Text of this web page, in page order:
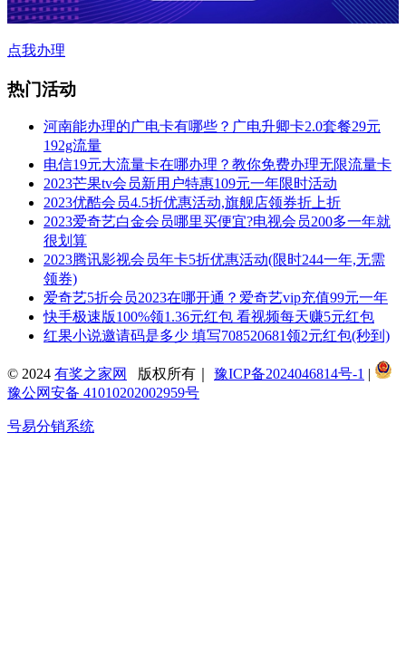
点我办理
热门活动
河南能办理的广电卡有哪些？广电升卿卡2.0套餐29元
192g流量
电信19元大流量卡在哪办理？教你免费办理无限流量卡
2023芒果tv会员新用户特惠109元一年限时活动
2023优酷会员4.5折优惠活动,旗舰店领券折上折
2023爱奇艺白金会员哪里买便宜?电视会员200多一年就
很划算
2023腾讯影视会员年卡5折优惠活动(限时244一年,无需
领券)
爱奇艺5折会员2023在哪开通？爱奇艺vip充值99元一年
快手极速版100%领1.36元红包 看视频每天赚5元红包
红果小说邀请码是多少 填写708520681领2元红包(秒到)
© 2024 有奖之家网 版权所有｜ 豫ICP备2024046814号-1 |
豫公网安备 41010202002959号
号易分销系统